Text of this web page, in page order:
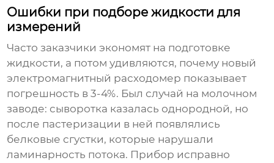
Ошибки при подборе жидкости для
измерений
Часто заказчики экономят на подготовке
жидкости, а потом удивляются, почему новый
электромагнитный расходомер показывает
погрешность в 3-4%. Был случай на молочном
заводе: сыворотка казалась однородной, но
после пастеризации в ней появлялись
белковые сгустки, которые нарушали
ламинарность потока. Прибор исправно